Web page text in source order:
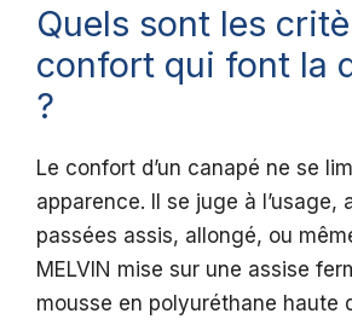
Quels sont les
confort qui font la
?
Le confort d’un canapé ne se
apparence. Il se juge à l’usage,
passées assis, allongé, ou
MELVIN mise sur une assise
mousse en polyuréthane haute